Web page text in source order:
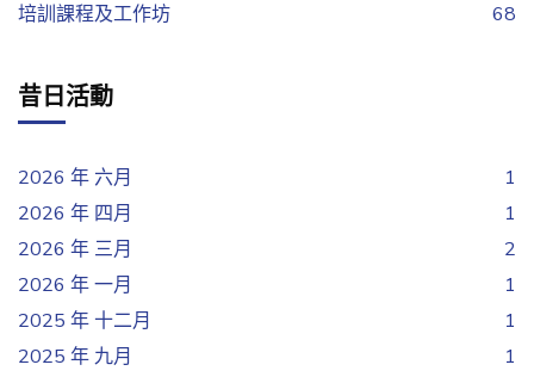
培訓課程及工作坊
68
昔日活動
2026 年 六月
1
2026 年 四月
1
2026 年 三月
2
2026 年 一月
1
2025 年 十二月
1
2025 年 九月
1